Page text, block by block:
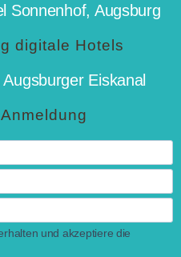
Sonnenhof, Augsburg
digitale Hotels
Eiskanal
und akzeptiere die